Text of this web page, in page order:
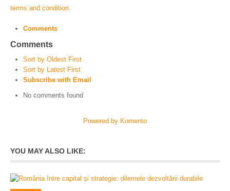
terms and condition.
Comments
Comments
Sort by Oldest First
Sort by Latest First
Subscribe with Email
No comments found
Powered by Komento
YOU MAY ALSO LIKE: